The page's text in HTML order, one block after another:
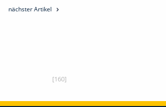
nächster Artikel
[160]